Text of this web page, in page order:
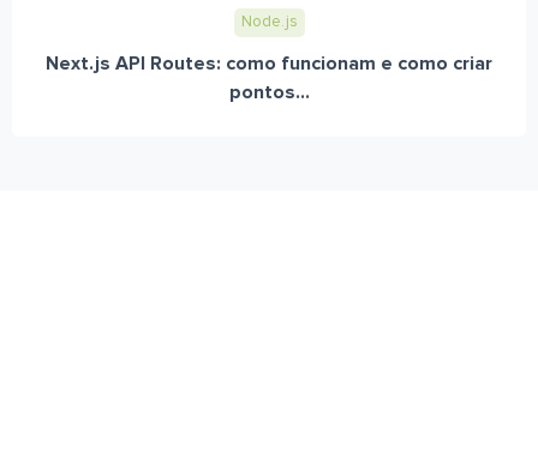
Node.js
Next.js API Routes: como funcionam e como criar
pontos...